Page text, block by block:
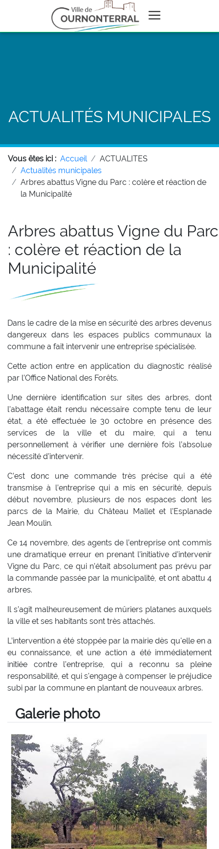
ACTUALITÉS MUNICIPALES
Vous êtes ici : Accueil
ACTUALITES
Actualités municipales
Arbres abattus Vigne du Parc : colère et réaction de
la Municipalité
Arbres abattus Vigne du Parc
: colère et réaction de la
Municipalité
Dans le cadre de la mise en sécurité des arbres devenus
dangereux dans les espaces publics communaux la
commune a fait intervenir une entreprise spécialisée.
Cette action entre en application du diagnostic réalisé
par l’Office National des Forêts.
Une dernière identification sur sites des arbres, dont
l’abattage était rendu nécessaire compte tenu de leur
état, a été effectuée le 30 octobre en présence des
services de la ville et du maire, qui a tenu
personnellement à vérifier une dernière fois l’absolue
nécessité d’intervenir.
C’est donc une commande très précise qui a été
transmise à l’entreprise qui a mis en sécurité, depuis
début novembre, plusieurs de nos espaces dont les
parcs de la Mairie, du Château Mallet et l’Esplanade
Jean Moulin.
Ce 14 novembre, des agents de l’entreprise ont commis
une dramatique erreur en prenant l’initiative d’intervenir
Vigne du Parc, ce qui n’était absolument pas prévu par
la commande passée par la municipalité, et ont abattu 4
arbres.
Il s’agit malheureusement de mûriers platanes auxquels
la ville et ses habitants sont très attachés.
L’intervention a été stoppée par la mairie dès qu'elle en a
eu connaissance, et une action a été immédiatement
initiée contre l’entreprise, qui a reconnu sa pleine
responsabilité, et qui s'engage à compenser le préjudice
subi par la commune en plantant de nouveaux arbres.
Galerie photo